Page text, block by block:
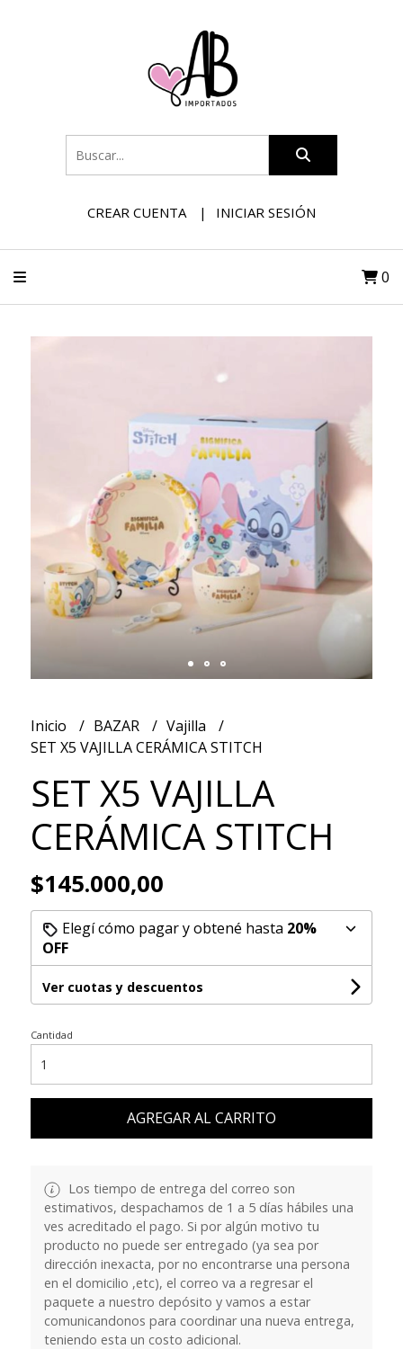
CREAR CUENTA INICIAR SESIÓN
0
Inicio BAZAR
Vajilla
SET X5 VAJILLA CERÁMICA STITCH
SET X5 VAJILLA
CERÁMICA STITCH
$145.000,00
Elegí cómo pagar y obtené hasta 20%
OFF
Ver cuotas y descuentos
Cantidad
AGREGAR AL CARRITO
Los tiempo de entrega del correo son
estimativos, despachamos de 1 a 5 días hábiles una
ves acreditado el pago. Si por algún motivo tu
producto no puede ser entregado (ya sea por
dirección inexacta, por no encontrarse una persona
en el domicilio ,etc), el correo va a regresar el
paquete a nuestro depósito y vamos a estar
comunicandonos para coordinar una nueva entrega,
teniendo esta un costo adicional.